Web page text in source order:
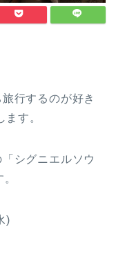
行するのが好き
ます。
シグニエルソウ
)